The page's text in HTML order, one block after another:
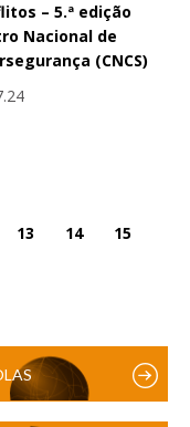
– 5.ª edição
Nacional de
(CNCS)
13 14
15